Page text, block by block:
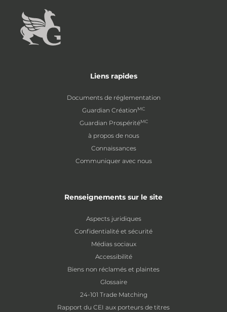
Liens rapides
Documents de réglementation
Guardian CréationMC
Guardian ProspéritéMC
à propos de nous
Connaissances
Communiquer avec nous
Renseignements sur le site
Aspects juridiques
Confidentialité et sécurité
Médias sociaux
Accessibilité
Biens non réclamés et plaintes
Glossaire
24-101 Trade Matching
Rapport du CEI aux porteurs de titres